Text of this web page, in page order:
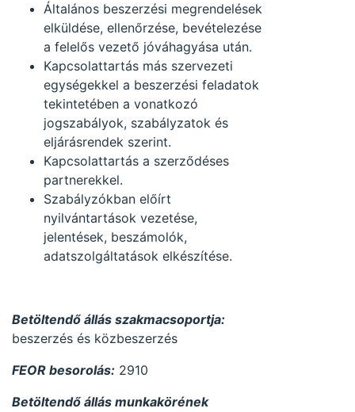
Általános beszerzési megrendelések
elküldése, ellenőrzése, bevételezése
a felelős vezető jóváhagyása után.
Kapcsolattartás más szervezeti
egységekkel a beszerzési feladatok
tekintetében a vonatkozó
jogszabályok, szabályzatok és
eljárásrendek szerint.
Kapcsolattartás a szerződéses
partnerekkel.
Szabályzókban előírt
nyilvántartások vezetése,
jelentések, beszámolók,
adatszolgáltatások elkészítése.
Betöltendő állás szakmacsoportja:
beszerzés és közbeszerzés
FEOR besorolás: 2910
Betöltendő állás munkakörének